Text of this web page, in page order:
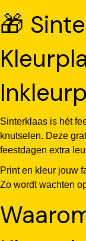
🎁
Sinterklaas is hét
knutselen. Deze
feestdagen extra
Print en kleur jouw
Zo wordt wachten